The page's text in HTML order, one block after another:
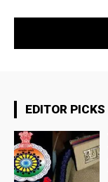
EDITOR PICKS